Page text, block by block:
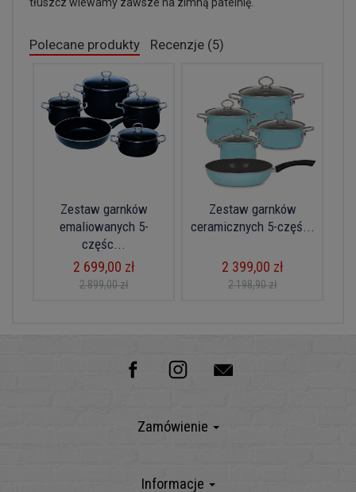
Polecane produkty Recenzje (5)
Zestaw garnków
emaliowanych 5-
częśc...
2 699,00 zł
2 899,00 zł
Zestaw garnków
ceramicznych 5-częś...
2 399,00 zł
2 198,90 zł
Zamówienie
Informacje